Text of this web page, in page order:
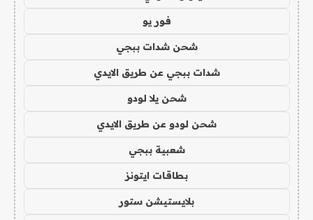
فور يو
شحن شدات ببجي
شدات ببجي عن طريق الايدي
شحن يلا لودو
شحن لودو عن طريق الايدي
شعبية ببجي
بطاقات ايتونز
بلايستيشن ستور